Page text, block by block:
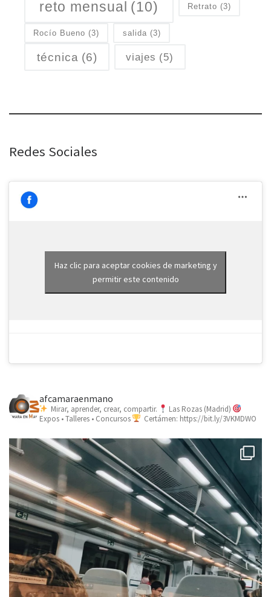
reto mensual (10) Retrato (3)
Rocío Bueno (3) salida (3)
técnica (6) viajes (5)
Redes Sociales
Haz clic para aceptar cookies de marketing y
permitir este contenido
afcamaraenmano
Mirar, aprender, crear, compartir.
Las Rozas (Madrid)
Expos • Talleres • Concursos
Certámen: https://bit.ly/3VKMDWO